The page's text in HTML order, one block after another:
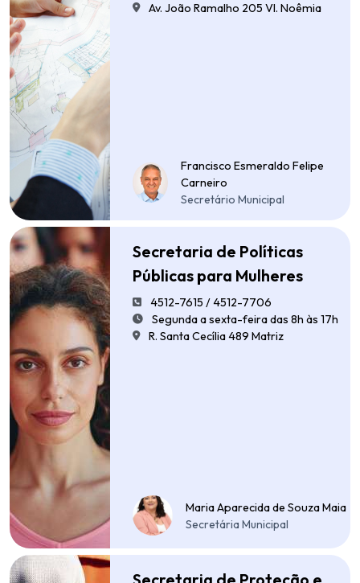
Av. João Ramalho 205 Vl. Noêmia
Francisco Esmeraldo Felipe
Carneiro
Secretário Municipal
Secretaria de Políticas
Públicas para Mulheres
4512-7615 / 4512-7706
Segunda a sexta-feira das 8h às 17h
R. Santa Cecília 489 Matriz
Maria Aparecida de Souza Maia
Secretária Municipal